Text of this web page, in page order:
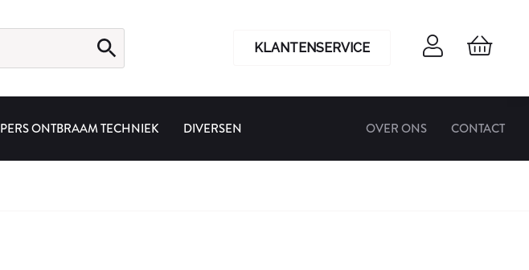
KLANTENSERVICE
PERS ONTBRAAM TECHNIEK DIVERSEN OVER ONS CONTACT